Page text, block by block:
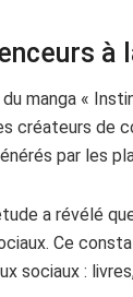
à
manga «
créateurs
par les
a révélé
Ce
sociaux :